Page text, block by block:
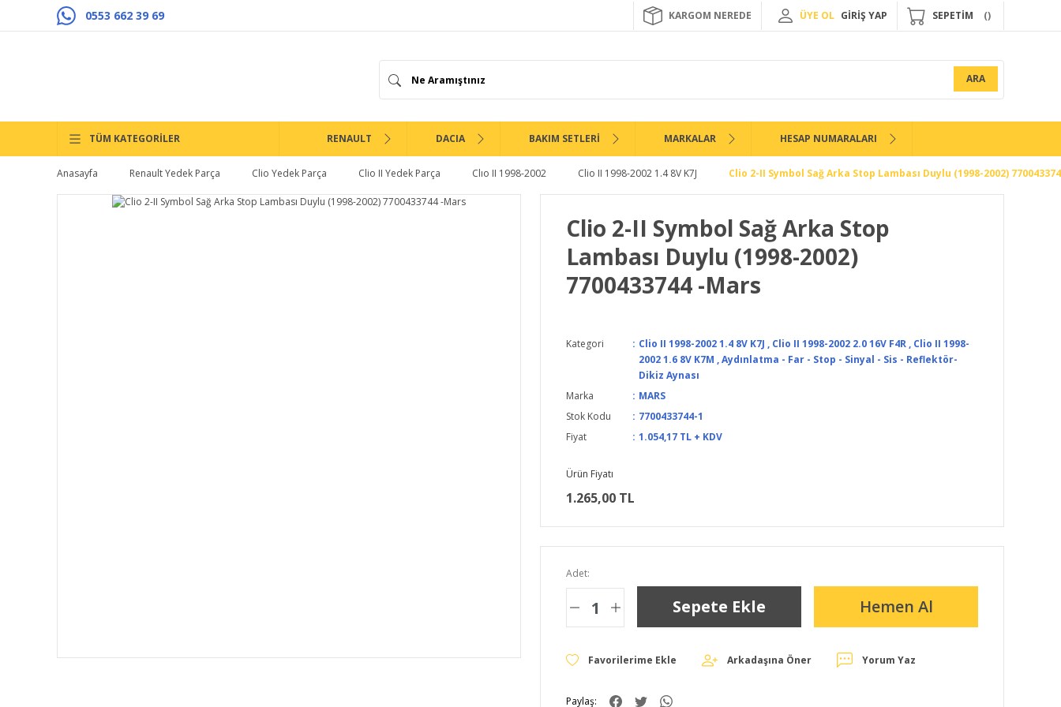
0553 662 39 69 KARGOM NEREDE ÜYE OL GİRİŞ YAP SEPETİM
ARA
TÜM KATEGORİLER RENAULT DACIA BAKIM SETLERİ MARKALAR HESAP NUMARALARI
Anasayfa Renault Yedek Parça Clio Yedek Parça Clio II Yedek Parça Clıo II 1998-2002 Clio II 1998-2002 1.4 8V K7J Clio 2-II Symbol Sağ Arka Stop Lambası Duylu (1998-2002)
Clio 2-II Symbol Sağ Arka Stop
Lambası Duylu (1998-2002)
7700433744 -Mars
Kategori Clio II 1998-2002 1.4 8V K7J , Clio II 1998-2002 2.0 16V F4R , Clio II 1998-
2002 1.6 8V K7M ,Aydınlatma - Far - Stop - Sinyal - Sis - Reflektör-
Dikiz Aynası
Marka
MARS
Stok Kodu
7700433744-1
Fiyat
1.054,17 TL + KDV
Ürün Fiyatı
1.265,00 TL
Adet:
Sepete Ekle Hemen Al
Arkadaşına Öner Yorum Yaz
Paylaş: